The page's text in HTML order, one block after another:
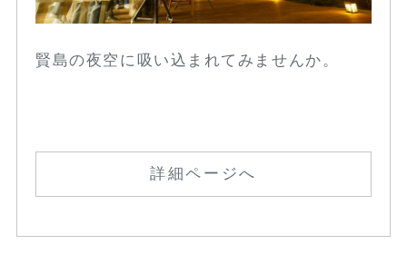
賢島の夜空に吸い込まれてみませんか。
詳細ページへ